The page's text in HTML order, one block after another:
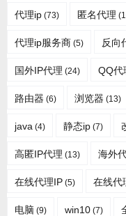
代理ip (73) 匿名代理
代理ip服务商 (5) 反向
国外IP代理 (24) QQ代
路由器 (6) 浏览器 (13)
java (4) 静态ip (7)
高匿IP代理 (13) 海外
在线代理IP (5) 在线代
电脑 (9) win10 (7)